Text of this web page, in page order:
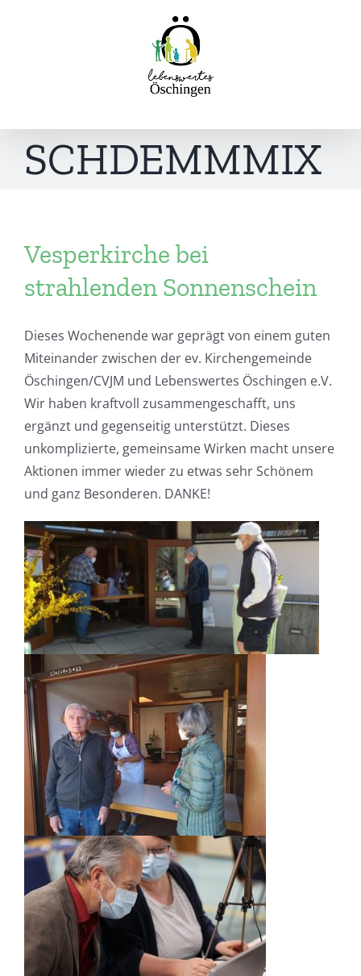
SCHDEMMMIX
Vesperkirche bei
strahlenden Sonnenschein
Dieses Wochenende war geprägt von einem guten
Miteinander zwischen der ev. Kirchengemeinde
Öschingen/CVJM und Lebenswertes Öschingen e.V.
Wir haben kraftvoll zusammengeschafft, uns
ergänzt und gegenseitig unterstützt. Dieses
unkomplizierte, gemeinsame Wirken macht unsere
Aktionen immer wieder zu etwas sehr Schönem
und ganz Besonderen. DANKE!